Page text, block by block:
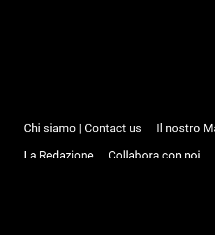
Chi siamo | Contact us
Il nostro
La Redazione
Collabora con noi